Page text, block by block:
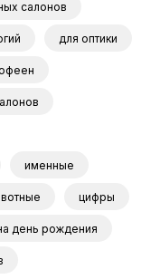
салонов
для оптики
именные
цифры
день рождения